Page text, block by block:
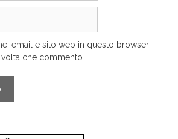
email e sito web in questo browser
che commento.